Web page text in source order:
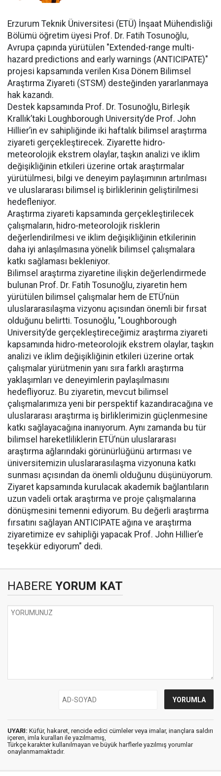
Erzurum Teknik Üniversitesi (ETÜ) İnşaat Mühendisliği
Bölümü öğretim üyesi Prof. Dr. Fatih Tosunoğlu,
Avrupa çapında yürütülen "Extended-range multi-
hazard predictions and early warnings (ANTICIPATE)"
projesi kapsamında verilen Kısa Dönem Bilimsel
Araştırma Ziyareti (STSM) desteğinden yararlanmaya
hak kazandı.
Destek kapsamında Prof. Dr. Tosunoğlu, Birleşik
Krallık’taki Loughborough University’de Prof. John
Hillier’in ev sahipliğinde iki haftalık bilimsel araştırma
ziyareti gerçekleştirecek. Ziyarette hidro-
meteorolojik ekstrem olaylar, taşkın analizi ve iklim
değişikliğinin etkileri üzerine ortak araştırmalar
yürütülmesi, bilgi ve deneyim paylaşımının artırılması
ve uluslararası bilimsel iş birliklerinin geliştirilmesi
hedefleniyor.
Araştırma ziyareti kapsamında gerçekleştirilecek
çalışmaların, hidro-meteorolojik risklerin
değerlendirilmesi ve iklim değişikliğinin etkilerinin
daha iyi anlaşılmasına yönelik bilimsel çalışmalara
katkı sağlaması bekleniyor.
Bilimsel araştırma ziyaretine ilişkin değerlendirmede
bulunan Prof. Dr. Fatih Tosunoğlu, ziyaretin hem
yürütülen bilimsel çalışmalar hem de ETÜ’nün
uluslararasılaşma vizyonu açısından önemli bir fırsat
olduğunu belirtti. Tosunoğlu, "Loughborough
University’de gerçekleştireceğimiz araştırma ziyareti
kapsamında hidro-meteorolojik ekstrem olaylar, taşkın
analizi ve iklim değişikliğinin etkileri üzerine ortak
çalışmalar yürütmenin yanı sıra farklı araştırma
yaklaşımları ve deneyimlerin paylaşılmasını
hedefliyoruz. Bu ziyaretin, mevcut bilimsel
çalışmalarımıza yeni bir perspektif kazandıracağına ve
uluslararası araştırma iş birliklerimizin güçlenmesine
katkı sağlayacağına inanıyorum. Aynı zamanda bu tür
bilimsel hareketliliklerin ETÜ’nün uluslararası
araştırma ağlarındaki görünürlüğünü artırması ve
üniversitemizin uluslararasılaşma vizyonuna katkı
sunması açısından da önemli olduğunu düşünüyorum.
Ziyaret kapsamında kurulacak akademik bağlantıların
uzun vadeli ortak araştırma ve proje çalışmalarına
dönüşmesini temenni ediyorum. Bu değerli araştırma
fırsatını sağlayan ANTICIPATE ağına ve araştırma
ziyaretimize ev sahipliği yapacak Prof. John Hillier’e
teşekkür ediyorum" dedi.
HABERE YORUM KAT
UYARI: Küfür, hakaret, rencide edici cümleler veya imalar, inançlara saldırı
içeren, imla kuralları ile yazılmamış,
Türkçe karakter kullanılmayan ve büyük harflerle yazılmış yorumlar
onaylanmamaktadır.